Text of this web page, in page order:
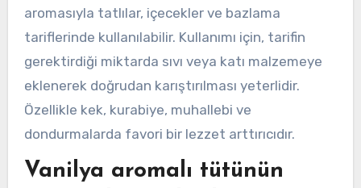
aromasıyla tatlılar, içecekler ve bazlama
tariflerinde kullanılabilir. Kullanımı için, tarifin
gerektirdiği miktarda sıvı veya katı malzemeye
eklenerek doğrudan karıştırılması yeterlidir.
Özellikle kek, kurabiye, muhallebi ve
dondurmalarda favori bir lezzet arttırıcıdır.
Vanilya aromalı tütünün